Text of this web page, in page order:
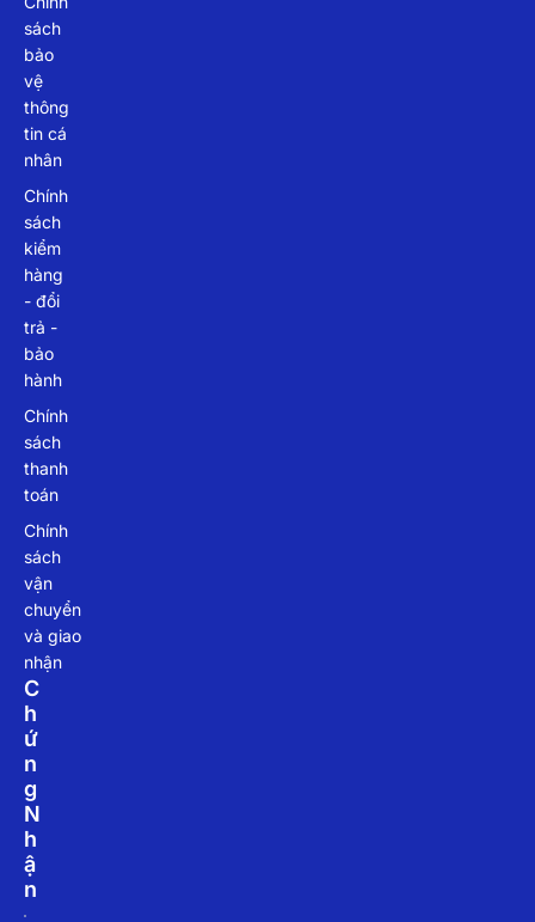
sách
bảo
vệ
thông
tin cá
nhân
Chính
sách
kiểm
hàng
- đổi
trả -
bảo
hành
Chính
sách
thanh
toán
Chính
sách
vận
chuyển
và giao
nhận
C
H
Ứ
N
G
N
H
Ậ
N